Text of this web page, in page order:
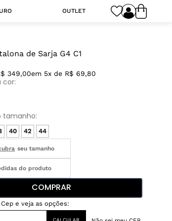
OUTLET
de Sarja G4 C1
349,00em 5x de R$ 69,80
40 42 44
do produto
COMPRAR